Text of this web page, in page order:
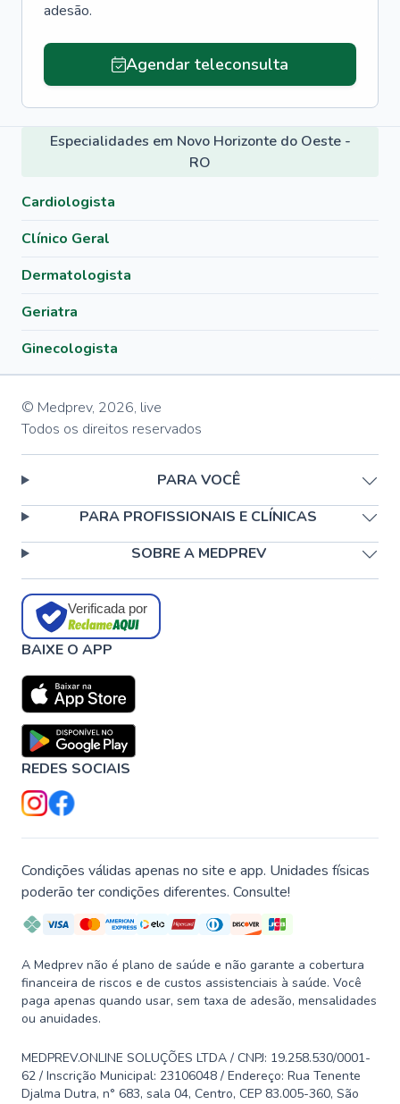
adesão.
Agendar teleconsulta
Especialidades em Novo Horizonte do Oeste -
RO
Cardiologista
Clínico Geral
Dermatologista
Geriatra
Ginecologista
© Medprev, 2026, live
Todos os direitos reservados
PARA VOCÊ
PARA PROFISSIONAIS E CLÍNICAS
SOBRE A MEDPREV
Verificada por
BAIXE O APP
REDES SOCIAIS
Condições válidas apenas no site e app. Unidades físicas
poderão ter condições diferentes. Consulte!
A Medprev não é plano de saúde e não garante a cobertura
financeira de riscos e de custos assistenciais à saúde. Você
paga apenas quando usar, sem taxa de adesão, mensalidades
ou anuidades.
MEDPREV.ONLINE SOLUÇÕES LTDA / CNPJ: 19.258.530/0001-
62 / Inscrição Municipal: 23106048 / Endereço: Rua Tenente
Djalma Dutra, n° 683, sala 04, Centro, CEP 83.005-360, São